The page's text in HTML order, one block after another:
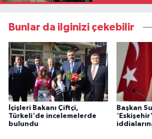
Bunlar da ilginizi çekebilir
İçişleri Bakanı Çiftçi,
Türkeli'de incelemelerde
bulundu
Başkan